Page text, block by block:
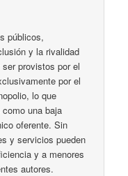
públicos,
y la rivalidad
provistos por el
por el
lo que
una baja
oferente. Sin
y servicios pueden
y a menores
autores.